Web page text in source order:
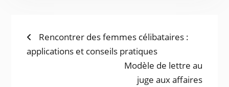
NAVIGATION
DE
Previous
post:
Rencontrer des femmes célibataires :
applications et conseils pratiques
Next
post:
Modèle de lettre au
juge aux affaires